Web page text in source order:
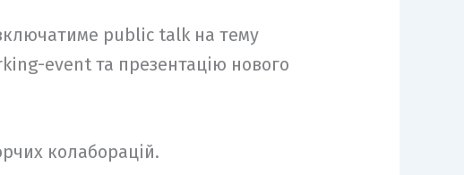
public talk на тему
event та презентацію нового
колаборацій.